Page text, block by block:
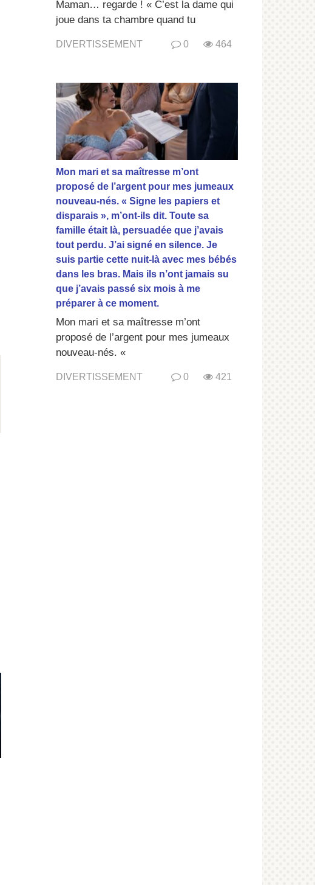
Maman… regarde ! « C’est la dame qui
joue dans ta chambre quand tu
DIVERTISSEMENT 0 464
Mon mari et sa maîtresse m’ont
proposé de l’argent pour mes jumeaux
nouveau-nés. « Signe les papiers et
disparais », m’ont-ils dit. Toute sa
famille était là, persuadée que j’avais
tout perdu. J’ai signé en silence. Je
suis partie cette nuit-là avec mes bébés
dans les bras. Mais ils n’ont jamais su
que j’avais passé six mois à me
préparer à ce moment.
Mon mari et sa maîtresse m’ont
proposé de l’argent pour mes jumeaux
nouveau-nés. «
DIVERTISSEMENT 0 421